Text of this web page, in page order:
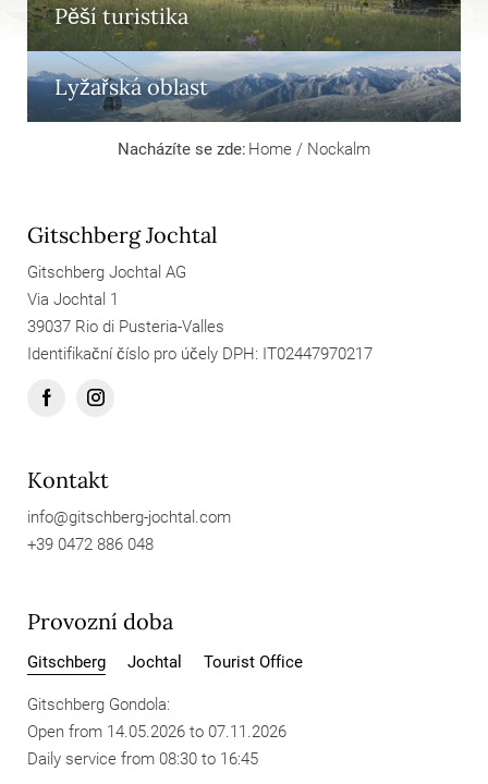
Pěší turistika
Lyžařská oblast
Nacházíte se zde: Home / Nockalm
Gitschberg Jochtal
Gitschberg Jochtal AG
Via Jochtal 1
39037 Rio di Pusteria-Valles
Identifikační číslo pro účely DPH: IT02447970217
Kontakt
info@gitschberg-jochtal. com
+39 0472 886 048
Provozní doba
Gitschberg Jochtal Tourist Office
Gitschberg Gondola:
Open from 14.05.2026 to 07.11.2026
Daily service from 08:30 to 16:45